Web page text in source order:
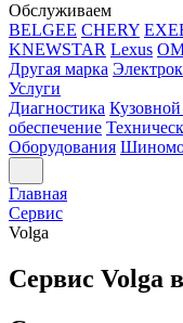
Обслуживаем
BELGEE CHERY
KNEWSTAR Lexus
Другая марка
Услуги
Диагностика
обеспечение
Оборудования
Главная
Сервис
Volga
Сервис Volga